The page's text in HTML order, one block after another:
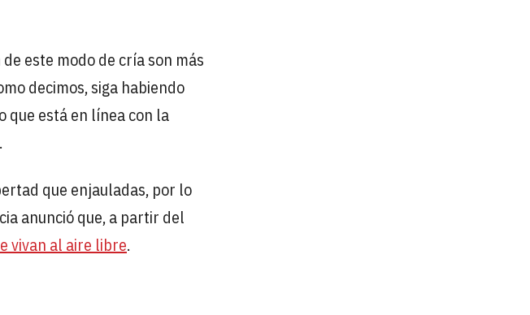
este modo de cría son más
decimos, siga habiendo
que está en línea con la
que enjauladas, por lo
anunció que, a partir del
vivan al aire libre.